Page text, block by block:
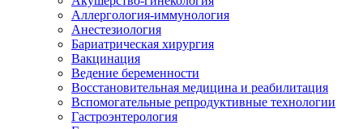
Аллергология-иммунология
Анестезиология
Бариатрическая хирургия
Вакцинация
Ведение беременности
Восстановительная медицина и реабилитация
Вспомогательные репродуктивные технологии
Гастроэнтерология